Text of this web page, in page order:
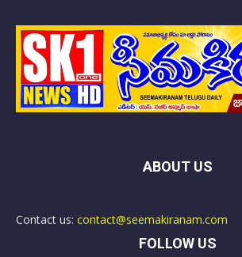
ABOUT US
Contact us: contact@seemakiranam.com
FOLLOW US